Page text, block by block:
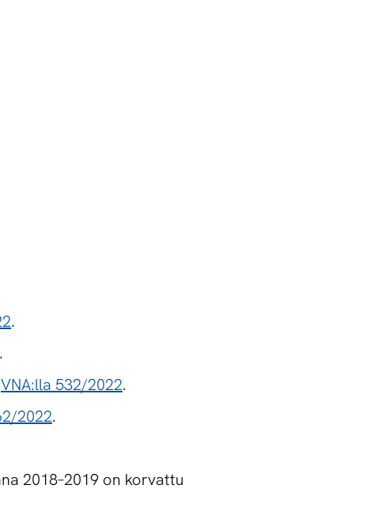
.
.
VNA:lla 532/2022.
2022.
2018–2019 on korvattu